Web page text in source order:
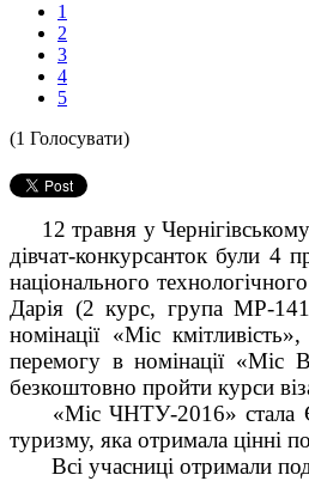
1
2
3
4
5
(1 Голосувати)
12 травня у
дівчат-конкурсанток були 4
національного
Дарія (2 курс, група МР-
номінації «Міс
перемогу в номінації «Міс
безкоштовно пройти курси
«Міс ЧНТУ-2016» стала
туризму, яка отримала цінні
Всі учасниці отримали